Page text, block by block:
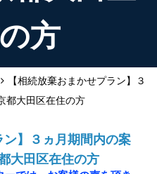
方
【相続放棄おまかせプラン】３
都大田区在住の方
ン】３ヵ月期間内の案
大田区在住の方